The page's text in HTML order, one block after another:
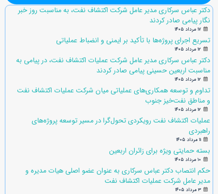
دکتر عباس سرکاری مدیر عامل شرکت اکتشاف نفت، به مناسبت روز خبر
نگار پیامی صادر کردند
۱۷ مرداد ۱۴۰۵
تسریع اجرای پروژه‌ها با تأکید بر ایمنی و انضباط عملیاتی
۱۲ مرداد ۱۴۰۵
دکتر عباس سرکاری مدیر عامل شرکت عملیات اکتشاف نفت، در پیامی به
مناسبت اربعین حسینی پیامی صادر کردند
۱۲ مرداد ۱۴۰۵
تداوم و توسعه همکاری‌های عملیاتی میان شرکت عملیات اکتشاف نفت
و مناطق نفت‌خیز جنوب
۱۲ مرداد ۱۴۰۵
عملیات اکتشاف نفت رویکردی تحول‌گرا در مسیر توسعه پروژه‌های
راهبردی
۱۱ مرداد ۱۴۰۵
بسته حمایتی ویژه برای زائران اربعین
۱۰ مرداد ۱۴۰۵
حکم انتصاب دکتر عباس سرکاری به عنوان عضو اصلی هیات مدیره و
مدیر عامل شرکت عملیات اکتشاف نفت
۳ مرداد ۱۴۰۵